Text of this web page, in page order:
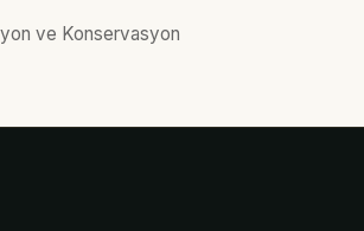
ve Konservasyon